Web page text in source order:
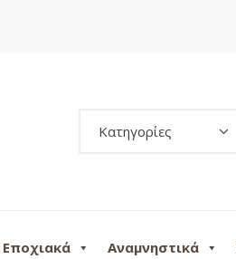
Κατηγορίες
Εποχιακά Αναμνηστικά